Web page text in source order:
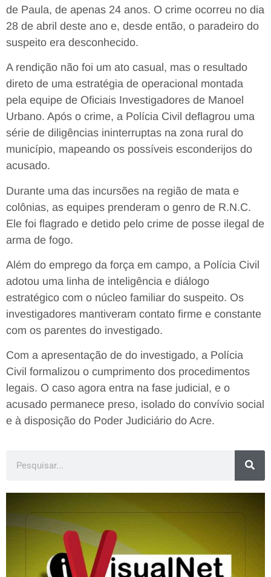
de Paula, de apenas 24 anos. O crime ocorreu no dia
28 de abril deste ano e, desde então, o paradeiro do
suspeito era desconhecido.
A rendição não foi um ato casual, mas o resultado
direto de uma estratégia de operacional montada
pela equipe de Oficiais Investigadores de Manoel
Urbano. Após o crime, a Polícia Civil deflagrou uma
série de diligências ininterruptas na zona rural do
município, mapeando os possíveis esconderijos do
acusado.
Durante uma das incursões na região de mata e
colônias, as equipes prenderam o genro de R.N.C.
Ele foi flagrado e detido pelo crime de posse ilegal de
arma de fogo.
Além do emprego da força em campo, a Polícia Civil
adotou uma linha de inteligência e diálogo
estratégico com o núcleo familiar do suspeito. Os
investigadores mantiveram contato firme e constante
com os parentes do investigado.
Com a apresentação de do investigado, a Polícia
Civil formalizou o cumprimento dos procedimentos
legais. O caso agora entra na fase judicial, e o
acusado permanece preso, isolado do convívio social
e à disposição do Poder Judiciário do Acre.